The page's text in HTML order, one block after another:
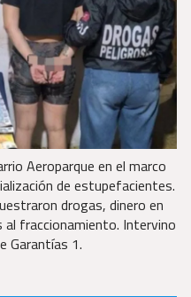
Aeroparque en el marco
de estupefacientes.
drogas, dinero en
fraccionamiento. Intervino
Garantías 1.